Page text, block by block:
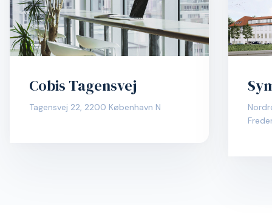
Cobis Tagensvej
Tagensvej 22, 2200 København N